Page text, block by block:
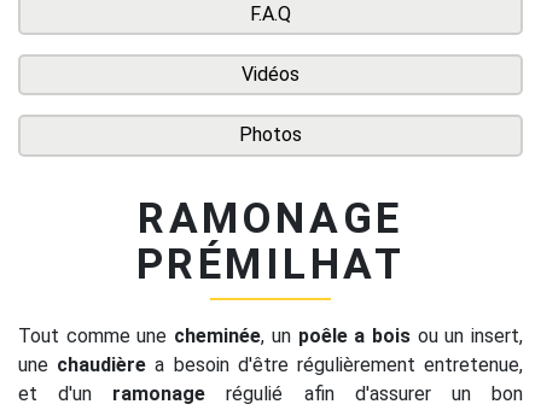
F.A.Q
Vidéos
Photos
RAMONAGE
PRÉMILHAT
Tout comme une cheminée, un poêle a boisou un insert,
une chaudière a besoin d'être régulièrement entretenue,
et d'un ramonage régulié afin d'assurer un bon